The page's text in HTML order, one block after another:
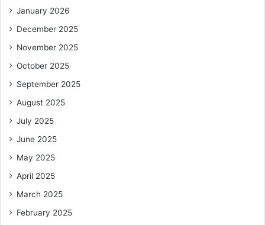
January 2026
December 2025
November 2025
October 2025
September 2025
August 2025
July 2025
June 2025
May 2025
April 2025
March 2025
February 2025